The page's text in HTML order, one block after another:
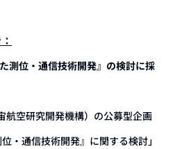
測位・通信技術開発』の検討に採
航空研究開発機構）の公募型企画
・通信技術開発』に関する検討」